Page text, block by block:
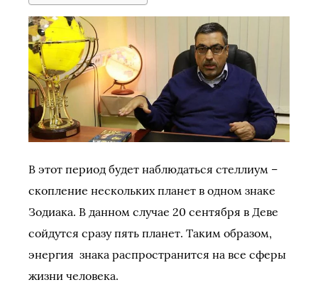
В этот период будет наблюдаться стеллиум –
скопление нескольких планет в одном знаке
Зодиака. В данном случае 20 сентября в Деве
сойдутся сразу пять планет. Таким образом,
энергия знака распространится на все сферы
жизни человека.